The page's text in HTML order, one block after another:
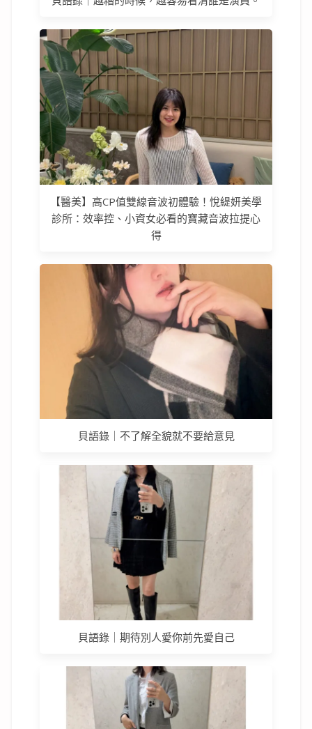
【醫美】高CP值雙線音波初體驗！悅緹妍美學
診所：效率控、小資女必看的寶藏音波拉提心
得
貝語錄｜不了解全貌就不要給意見
貝語錄｜期待別人愛你前先愛自己